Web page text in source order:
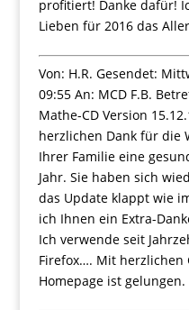
profitiert! Danke dafür!
Lieben für 2016 das
Von: H.R. Gesendet:
09:55 An: MCD F.B.
Mathe-CD Version
herzlichen Dank für die
Ihrer Familie eine
Jahr. Sie haben sich
das Update klappt wie
ich Ihnen ein Extra-
Ich verwende seit
Firefox…. Mit herzlichen
Homepage ist gelungen.